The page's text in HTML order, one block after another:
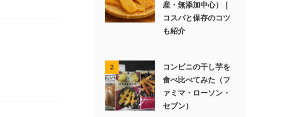
産・無添加中心）｜
コスパと保存のコツ
も紹介
2
コンビニの干し芋を
食べ比べてみた（フ
ァミマ・ローソン・
セブン）